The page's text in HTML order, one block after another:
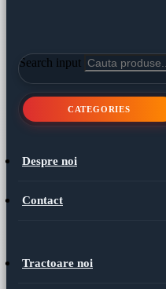
Search input
CATEGORIES
Despre noi
Contact
Tractoare noi